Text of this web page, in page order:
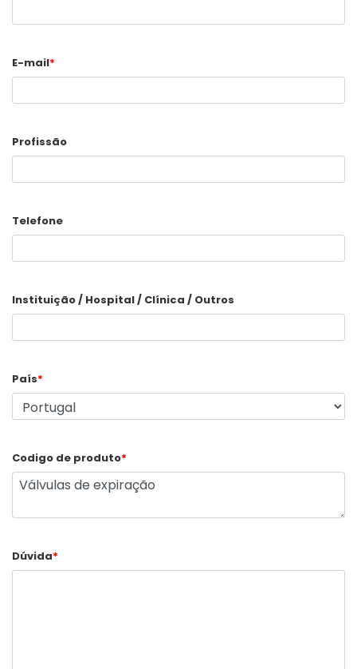
E-mail*
Profissão
Telefone
Instituição / Hospital / Clínica / Outros
País*
Codigo de produto*
Dúvida*